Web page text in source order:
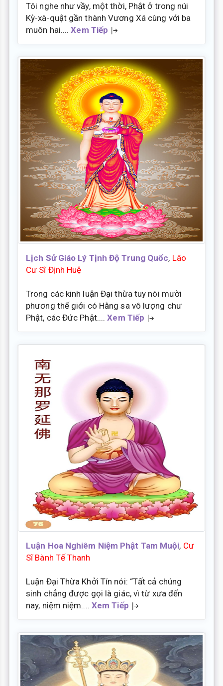
Tôi nghe như vầy, một thời, Phật ở trong núi
Kỳ-xà-quật gần thành Vương Xá cùng với ba
muôn hai....Xem Tiếp
Lịch Sử Giáo Lý Tịnh Độ Trung Quốc, Lão
Cư Sĩ Định Huệ
Trong các kinh luận Đại thừa tuy nói mười
phương thế giới có Hằng sa vô lượng chư
Phật, các Đức Phật....Xem Tiếp
Luận Hoa Nghiêm Niệm Phật Tam Muội, Cư
Sĩ Bành Tế Thanh
Luận Đại Thừa Khởi Tín nói: “Tất cả chúng
sinh chẳng được gọi là giác, vì từ xưa đến
nay, niệm niệm.... Xem Tiếp